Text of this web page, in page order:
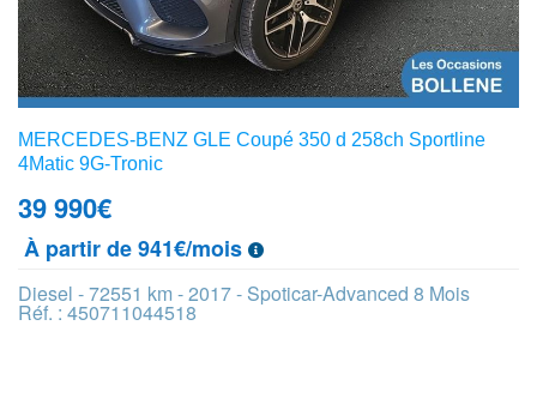
MERCEDES-BENZ GLE Coupé 350 d 258ch Sportline
4Matic 9G-Tronic
39 990€
À partir de 941€/mois
Diesel - 72551 km - 2017 - Spoticar-Advanced 8 Mois
Réf. : 450711044518